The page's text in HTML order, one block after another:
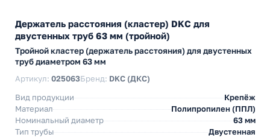
Держатель расстояния (кластер) DKC для
двустенных труб 63 мм (тройной)
Тройной кластер (держатель расстояния) для двустенных
труб диаметром 63 мм
Артикул: 025063Бренд: DKC (ДКС)
Вид продукции
Крепёж
Материал
Полипропилен (ППЛ)
Номинальный диаметр
63 мм
Тип трубы
Двустенная